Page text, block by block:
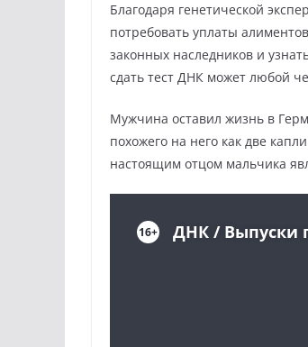
Благодаря генетической
потребовать уплаты
законных наследников и
сдать тест ДНК может любой
Мужчина оставил жизнь в
похожего на него как две
настоящим отцом мальчика